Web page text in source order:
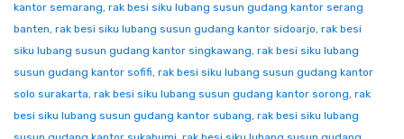
kantor semarang, rak besi siku lubang susun gudang kantor serang
banten, rak besi siku lubang susun gudang kantor sidoarjo, rak besi
siku lubang susun gudang kantor singkawang, rak besi siku lubang
susun gudang kantor sofifi, rak besi siku lubang susun gudang kantor
solo surakarta, rak besi siku lubang susun gudang kantor sorong, rak
besi siku lubang susun gudang kantor subang, rak besi siku lubang